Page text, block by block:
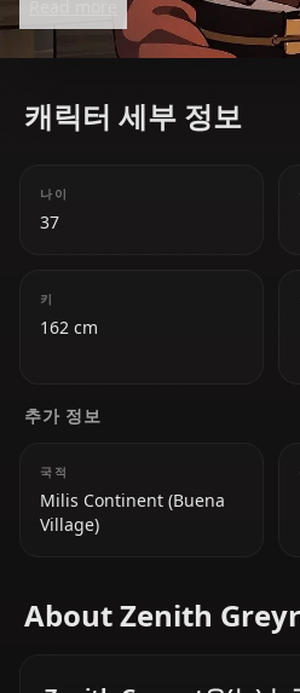
family knows no limit.
캐릭터 세부 정보
나이
37
키
162 cm
추가 정보
국적
Milis Continent (Buena
Village)
About Zenith